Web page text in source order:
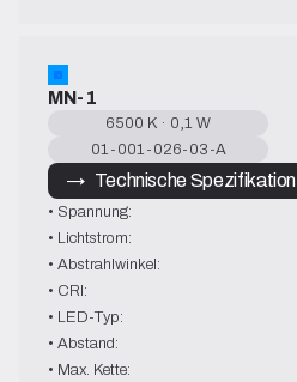
MN-1
6500 K · 0,1 W
01-001-026-03-A
→   Technische Spezifikation
• Spannung:
• Lichtstrom:
• Abstrahlwinkel:
• CRI:
• LED-Typ:
• Abstand:
• Max. Kette: